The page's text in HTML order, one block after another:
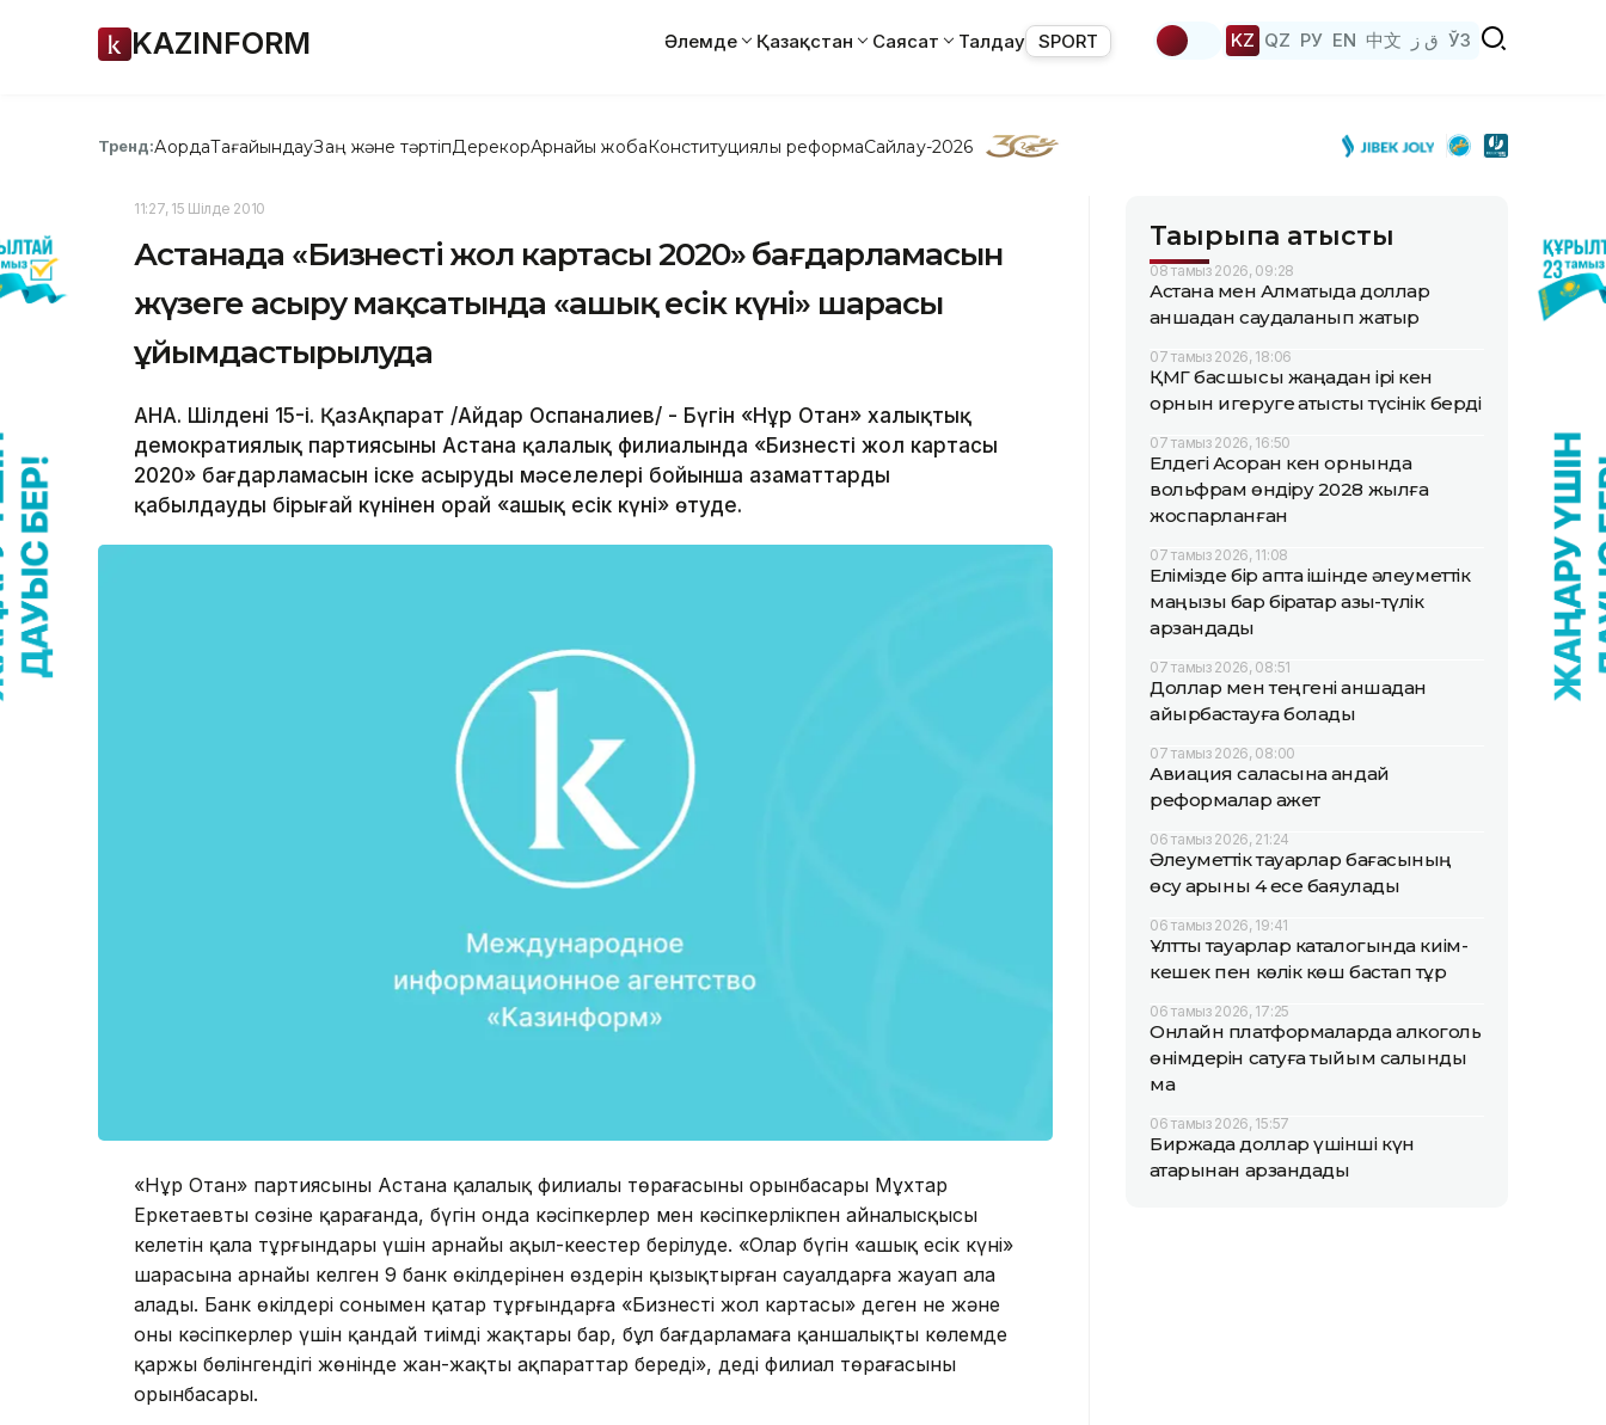
KAZINFORM Әлемде Қазақстан Саясат Талдау SPORT KZ QZ РУ EN 中文 ق ز ЎЗ
Тренд:АқордаТағайындауЗаң және тәртіпДерекқорАрнайы жобаКонституциялық реформаСайлау-2026
11:27, 15 Шілде 2010
Астанада «Бизнестің жол картасы 2020» бағдарламасын
жүзеге асыру мақсатында «ашық есік күні» шарасы
ұйымдастырылуда
АНА. Шілденің 15-і. ҚазАқпарат /Айдар Оспаналиев/ - Бүгін «Нұр Отан» халықтық
демократиялық партиясының Астана қалалық филиалында «Бизнестің жол картасы
2020» бағдарламасын іске асырудың мәселелері бойынша азаматтарды
қабылдаудың бірыңғай күнінен орай «ашық есік күні» өтуде.
«Нұр Отан» партиясының Астана қалалық филиалы төрағасының орынбасары Мұхтар
Еркетаевтың сөзіне қарағанда, бүгін онда кәсіпкерлер мен кәсіпкерлікпен айналысқысы
келетін қала тұрғындары үшін арнайы ақыл-кеңестер берілуде. «Олар бүгін «ашық есік күні»
шарасына арнайы келген 9 банк өкілдерінен өздерін қызықтырған сауалдарға жауап ала
алады. Банк өкілдері сонымен қатар тұрғындарға «Бизнестің жол картасы» деген не және
оның кәсіпкерлер үшін қандай тиімді жақтары бар, бұл бағдарламаға қаншалықты көлемде
қаржы бөлінгендігі жөнінде жан-жақты ақпараттар береді», деді филиал төрағасының
орынбасары.
Тақырыпқа қатысты
08 тамыз 2026, 09:28
Астана мен Алматыда доллар
қаншадан саудаланып жатыр
07 тамыз 2026, 18:06
ҚМГ басшысы жаңадан ірі кен
орнын игеруге қатысты түсінік берді
07 тамыз 2026, 16:50
Елдегі Ақсоран кен орнында
вольфрам өндіру 2028 жылға
жоспарланған
07 тамыз 2026, 11:08
Елімізде бір апта ішінде әлеуметтік
маңызы бар бірқатар азық-түлік
арзандады
07 тамыз 2026, 08:51
Доллар мен теңгені қаншадан
айырбастауға болады
07 тамыз 2026, 08:00
Авиация саласына қандай
реформалар қажет
06 тамыз 2026, 21:24
Әлеуметтік тауарлар бағасының
өсу қарқыны 4 есе баяулады
06 тамыз 2026, 19:41
Ұлттық тауарлар каталогында киім-
кешек пен көлік көш бастап тұр
06 тамыз 2026, 17:25
Онлайн платформаларда алкоголь
өнімдерін сатуға тыйым салынды
ма
06 тамыз 2026, 15:57
Биржада доллар үшінші күн
қатарынан арзандады